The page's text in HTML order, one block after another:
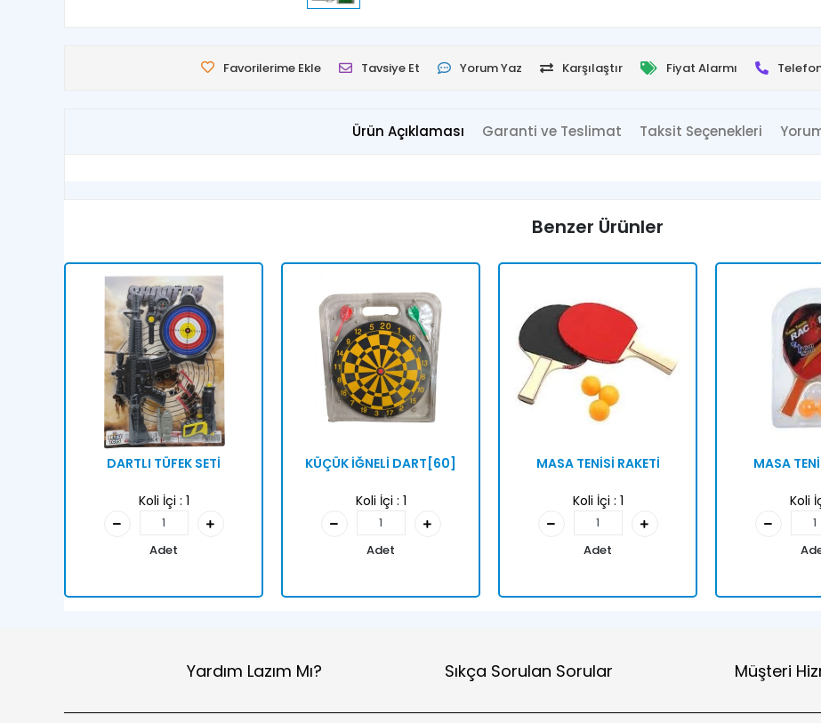
Favorilerime Ekle Tavsiye Et Yorum Yaz Karşılaştır Fiyat Alarmı
Ürün Açıklaması Garanti ve Teslimat Taksit Seçenekleri
Benzer Ürünler
DARTLI TÜFEK SETİ
Koli İçi : 1
Adet
KÜÇÜK İĞNELİ DART[60]
Koli İçi : 1
Adet
MASA TENİSİ RAKETİ
Koli İçi : 1
Adet
MASA
Koli
Yardım Lazım Mı? Sıkça Sorulan Sorular Müşteri